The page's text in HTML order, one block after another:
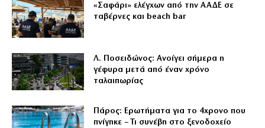
«Σαφάρι» ελέγχων από την ΑΑΔΕ σε
ταβέρνες και beach bar
Λ. Ποσειδώνος: Ανοίγει σήμερα η
γέφυρα μετά από έναν χρόνο
ταλαιπωρίας
Πάρος: Ερωτήματα για το 4χρονο που
πνίγηκε – Τι συνέβη στο ξενοδοχείο